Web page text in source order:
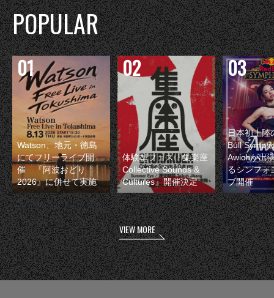
POPULAR
Watson、地元・徳島
にてフリーライブ開
催 『阿波おどり
2026』に併せて実施
体験型フェス『集楽座
Collective Sounds &
Cultures』開催決定
日本初上陸
Bull
Awichが出
るシンフォ
ブ開催
VIEW MORE